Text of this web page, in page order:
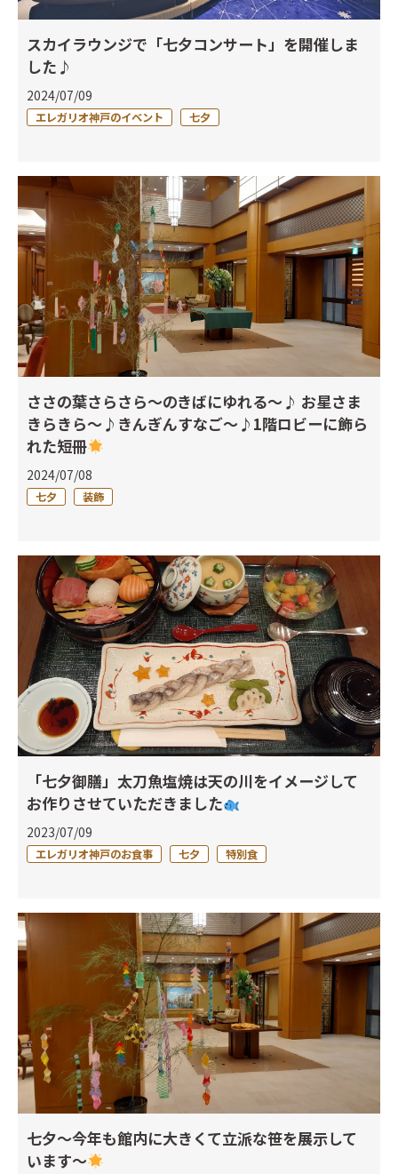
スカイラウンジで「七夕コンサート」を開催しま
した♪
2024/07/09
エレガリオ神戸のイベント 七夕
ささの葉さらさら～のきばにゆれる～♪ お星さま
きらきら～♪きんぎんすなご～♪1階ロビーに飾ら
れた短冊
2024/07/08
七夕 装飾
「七夕御膳」太刀魚塩焼は天の川をイメージして
お作りさせていただきました
2023/07/09
エレガリオ神戸のお食事 七夕 特別食
七夕～今年も館内に大きくて立派な笹を展示して
います～